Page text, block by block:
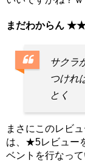
まだわからん
サクラ
つけれ
とく
まさにこのレビ
は、★5レビュー
ベントを行なっ